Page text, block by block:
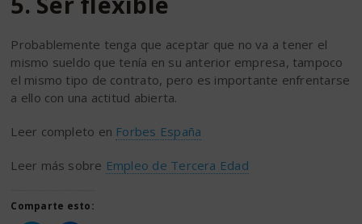
Probablemente tenga que aceptar que no va a tener el
mismo sueldo que tenía en su anterior empresa, tampoco
el mismo tipo de contrato, pero es importante enfrentarse
a ello con una actitud abierta.
Leer completo en Forbes España
Leer más sobre Empleo de Tercera Edad
Comparte esto: